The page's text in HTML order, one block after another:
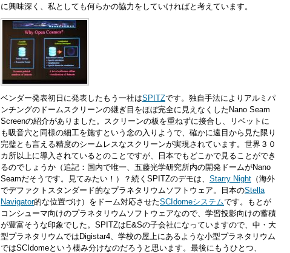
に興味深く、私としても何らかの協力をしていければと考えています。
ベンダー発表初日に発表したもう一社はSPITZです。独自手法によりアルミパ
ンチングのドームスクリーンの継ぎ目をほぼ完全に見えなくしたNano Seam
Screenの紹介がありました。スクリーンの板を重ねずに接合し、リベットに
も吸音穴と同様の細工を施すという念の入りようで、確かに遠目から見た限り
完璧とも言える精度のシームレスなスクリーンが実現されています。世界３０
カ所以上に導入されているとのことですが、日本でもどこかで見ることができ
るのでしょうか（追記：国内で唯一、五藤光学研究所内の開発ドームがNano
Seamだそうです。見てみたい！）？続くSPITZのデモは、 Starry Night （海外
でデファクトスタンダード的なプラネタリウムソフトウェア。日本のStella
Navigator的な位置づけ）をドーム対応させたSCIdomeシステムです。もとが
コンシューマ向けのプラネタリウムソフトウェアなので、学習投影向けの蓄積
が豊富そうな印象でした。SPITZはE&Sの子会社になっていますので、中・大
型プラネタリウムではDigistar4、学校の屋上にあるような小型プラネタリウム
ではSCIdomeという棲み分けなのだろうと思います。最後にもうひとつ、